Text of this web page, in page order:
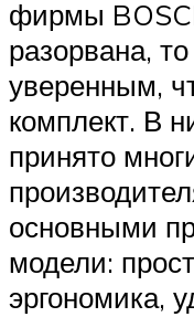
фирмы
разорвана,
уверенным,
комплект. В
принято
основными
модели:
эргономика,